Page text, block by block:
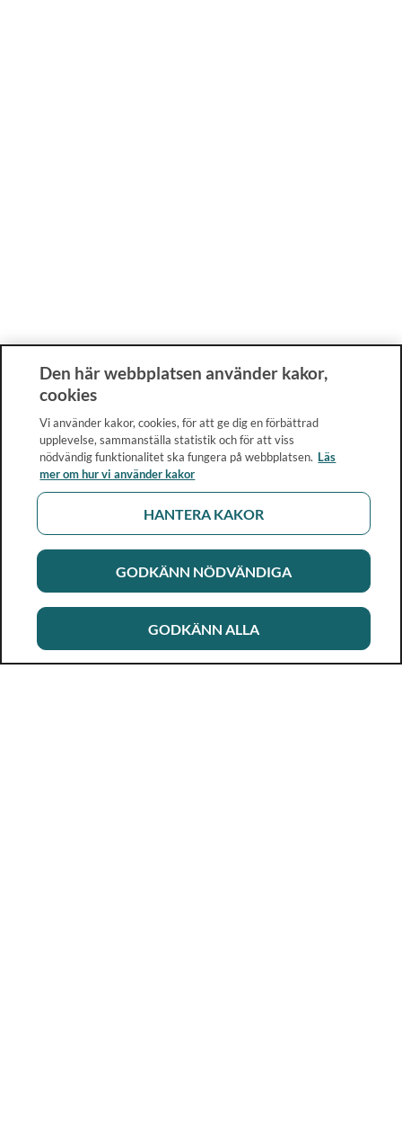
Den här webbplatsen använder kakor,
cookies
Vi använder kakor, cookies, för att ge dig en förbättrad
upplevelse, sammanställa statistik och för att viss
nödvändig funktionalitet ska fungera på webbplatsen. Läs
mer om hur vi använder kakor
HANTERA KAKOR
GODKÄNN NÖDVÄNDIGA
GODKÄNN ALLA